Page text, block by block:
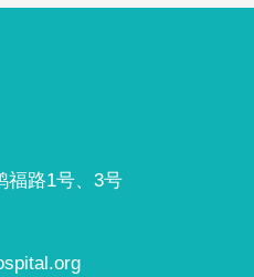
福路1号、3号